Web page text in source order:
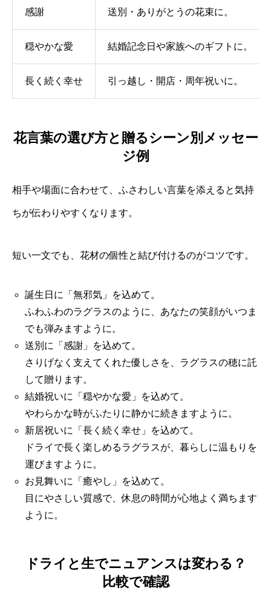
感謝 送別・ありがとうの花束に。
穏やかな愛 結婚記念日や家族へのギフトに。
長く続く幸せ 引っ越し・開店・周年祝いに。
花言葉の選び方と贈るシーン別メッセー
ジ例
相手や場面に合わせて、ふさわしい言葉を添えると気持
ちが伝わりやすくなります。
短い一文でも、花材の個性と結び付けるのがコツです。
誕生日に「無邪気」を込めて。
ふわふわのラグラスのように、あなたの笑顔がいつま
でも弾みますように。
送別に「感謝」を込めて。
さりげなく支えてくれた優しさを、ラグラスの穂に託
して贈ります。
結婚祝いに「穏やかな愛」を込めて。
やわらかな時がふたりに静かに続きますように。
新居祝いに「長く続く幸せ」を込めて。
ドライで長く楽しめるラグラスが、暮らしに温もりを
運びますように。
お見舞いに「癒やし」を込めて。
目にやさしい質感で、休息の時間が心地よく満ちます
ように。
ドライと生でニュアンスは変わる？
比較で確認